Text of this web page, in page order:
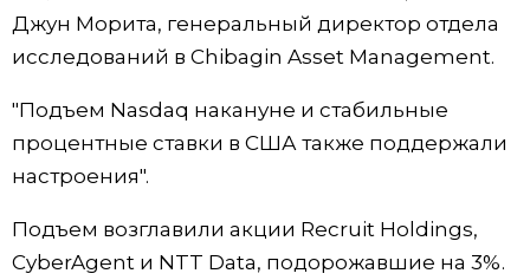
Джун Морита, генеральный директор отдела
исследований в Chibagin Asset Management.
"Подъем Nasdaq накануне и стабильные
процентные ставки в США также поддержали
настроения".
Подъем возглавили акции Recruit Holdings,
CyberAgent и NTT Data, подорожавшие на 3%.